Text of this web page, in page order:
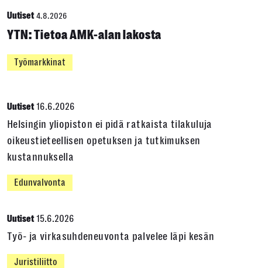
Uutiset 4.8.2026
YTN: Tietoa AMK-alan lakosta
Työmarkkinat
Uutiset 16.6.2026
Helsingin yliopiston ei pidä ratkaista tilakuluja
oikeustieteellisen opetuksen ja tutkimuksen
kustannuksella
Edunvalvonta
Uutiset 15.6.2026
Työ- ja virkasuhdeneuvonta palvelee läpi kesän
Juristiliitto